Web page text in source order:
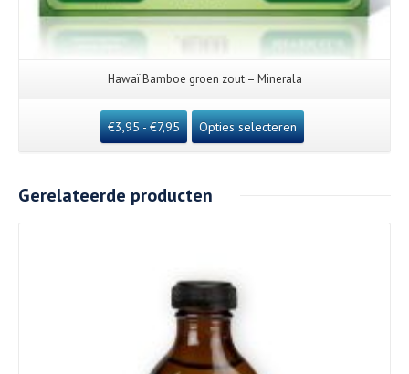
Hawaï Bamboe groen zout – Minerala
€3,95- €7,95 Opties selecteren
Gerelateerde producten